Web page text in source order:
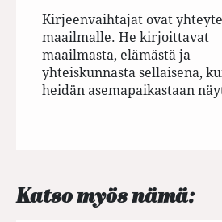
Kirjeenvaihtajat ovat
maailmalle. He kirjoittavat
maailmasta, elämästä ja
yhteiskunnasta sellaisena,
heidän asemapaikastaan
Katso myös nämä: